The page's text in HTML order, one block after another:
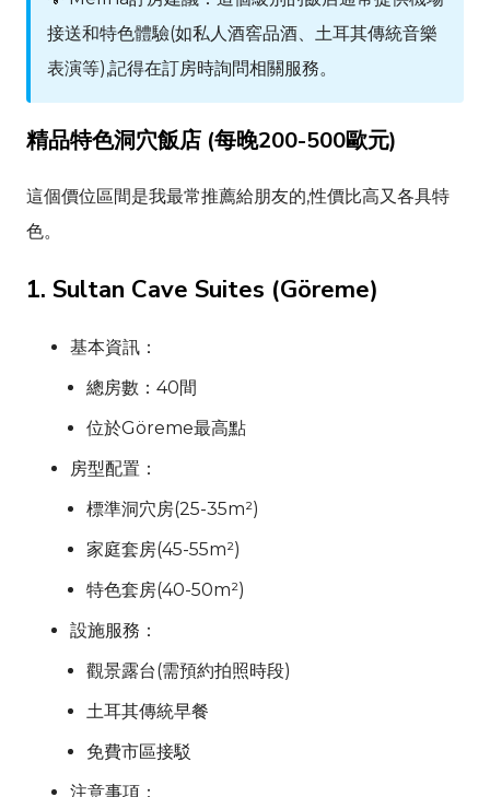
接送和特色體驗(如私人酒窖品酒、土耳其傳統音樂
表演等),記得在訂房時詢問相關服務。
精品特色洞穴飯店 (每晚200-500歐元)
這個價位區間是我最常推薦給朋友的,性價比高又各具特
色。
1. Sultan Cave Suites (Göreme)
基本資訊：
總房數：40間
位於Göreme最高點
房型配置：
標準洞穴房(25-35m²)
家庭套房(45-55m²)
特色套房(40-50m²)
設施服務：
觀景露台(需預約拍照時段)
土耳其傳統早餐
免費市區接駁
注意事項：